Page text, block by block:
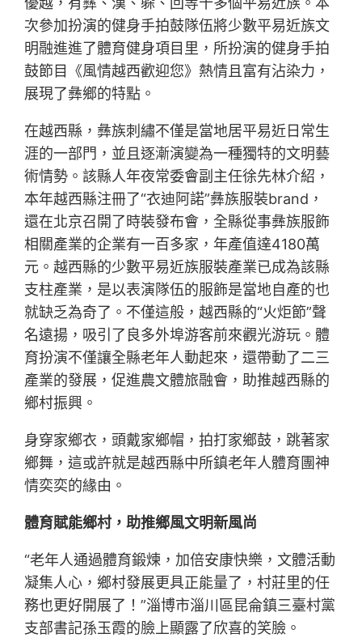
次參加扮演的健身手拍鼓隊伍將少數平易近族文
明融進進了體育健身項目里，所扮演的健身手拍
鼓節目《風情越西歡迎您》熱情且富有沾染力，
展現了彝鄉的特點。
在越西縣，彝族刺繡不僅是當地居平易近日常生
涯的一部門，並且逐漸演變為一種獨特的文明藝
術情勢。該縣人年夜常委會副主任徐先林介紹，
本年越西縣注冊了“衣迪阿諾”彝族服裝brand，
還在北京召開了時裝發布會，全縣從事彝族服飾
相關產業的企業有一百多家，年產值達4180萬
元。越西縣的少數平易近族服裝產業已成為該縣
支柱產業，是以表演隊伍的服飾是當地自產的也
就缺乏為奇了。不僅這般，越西縣的“火炬節”聲
名遠揚，吸引了良多外埠游客前來觀光游玩。體
育扮演不僅讓全縣老年人動起來，還帶動了二三
產業的發展，促進農文體旅融會，助推越西縣的
鄉村振興。
身穿家鄉衣，頭戴家鄉帽，拍打家鄉鼓，跳著家
鄉舞，這或許就是越西縣中所鎮老年人體育團神
情奕奕的緣由。
體育賦能鄉村，助推鄉風文明新風尚
“老年人通過體育鍛煉，加倍安康快樂，文體活動
凝集人心，鄉村發展更具正能量了，村莊里的任
務也更好開展了！”淄博市淄川區昆侖鎮三臺村黨
支部書記孫玉霞的臉上顯露了欣喜的笑臉。